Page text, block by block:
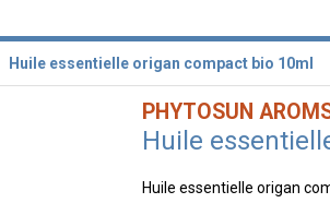
Huile essentielle origan compact bio 10ml
PHYTOSUN
Huile
Huile essentielle origan